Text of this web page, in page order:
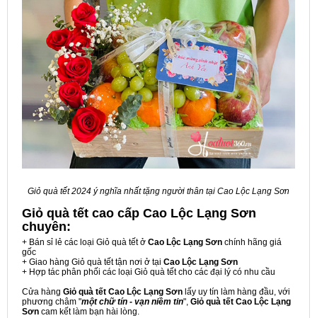
Giỏ quà tết 2024 ý nghĩa nhất tặng người thân tại Cao Lộc Lạng Sơn
Giỏ quà tết cao cấp Cao Lộc Lạng Sơn
chuyên:
+ Bán sỉ lẻ các loại Giỏ quà tết ở Cao Lộc Lạng Sơn chính hãng giá
gốc
+ Giao hàng Giỏ quà tết tận nơi ở tại Cao Lộc Lạng Sơn
+ Hợp tác phân phối các loại Giỏ quà tết cho các đại lý có nhu cầu
Cửa hàng Giỏ quà tết Cao Lộc Lạng Sơn lấy uy tín làm hàng đầu, với
phương châm "một chữ tín - vạn niềm tin", Giỏ quà tết Cao Lộc Lạng
Sơn cam kết làm bạn hài lòng.